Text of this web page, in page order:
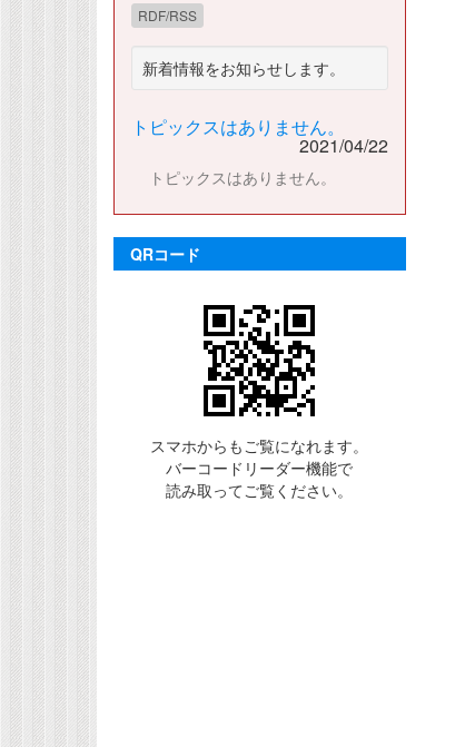
RDF/RSS
新着情報をお知らせします。
トピックスはありません。
2021/04/22
トピックスはありません。
QRコード
スマホからもご覧になれます。
バーコードリーダー機能で
読み取ってご覧ください。